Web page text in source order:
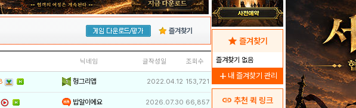
즐겨찾기
닉네임 글작성일 조회수
헝그리앱 2022.04.12 153,721
밥알이에요 2026.07.30 66,857
star 즐겨찾기
즐겨찾기 없음
add 내 즐겨찾기 관리
link 추천 퀵 링크